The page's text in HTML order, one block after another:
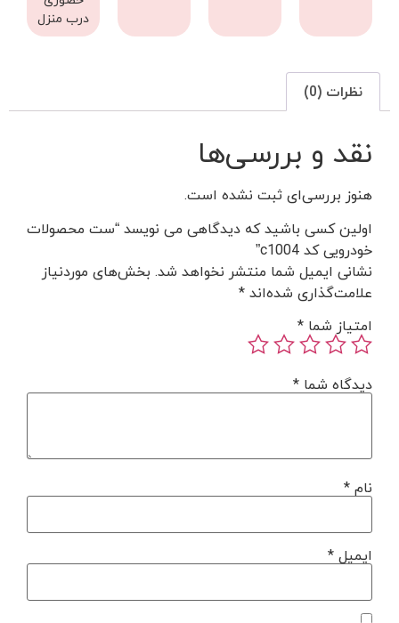
درب منزل
نظرات (0)
نقد و بررسی‌ها
هنوز بررسی‌ای ثبت نشده است.
اولین کسی باشید که دیدگاهی می نویسد “ست محصولات
خودرویی کد c1004”
نشانی ایمیل شما منتشر نخواهد شد. بخش‌های موردنیاز
علامت‌گذاری شده‌اند*
امتیاز شما *
دیدگاه شما *
نام*
ایمیل*